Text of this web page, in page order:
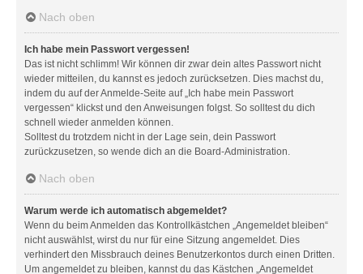
Nach oben
Ich habe mein Passwort vergessen!
Das ist nicht schlimm! Wir können dir zwar dein altes Passwort nicht
wieder mitteilen, du kannst es jedoch zurücksetzen. Dies machst du,
indem du auf der Anmelde-Seite auf „Ich habe mein Passwort
vergessen“ klickst und den Anweisungen folgst. So solltest du dich
schnell wieder anmelden können.
Solltest du trotzdem nicht in der Lage sein, dein Passwort
zurückzusetzen, so wende dich an die Board-Administration.
Nach oben
Warum werde ich automatisch abgemeldet?
Wenn du beim Anmelden das Kontrollkästchen „Angemeldet bleiben“
nicht auswählst, wirst du nur für eine Sitzung angemeldet. Dies
verhindert den Missbrauch deines Benutzerkontos durch einen Dritten.
Um angemeldet zu bleiben, kannst du das Kästchen „Angemeldet